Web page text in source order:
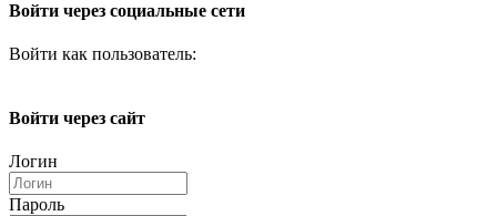
Войти через социальные сети
Войти как пользователь:
Войти через сайт
Логин
Пароль